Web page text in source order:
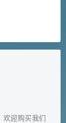
欢迎购买我们